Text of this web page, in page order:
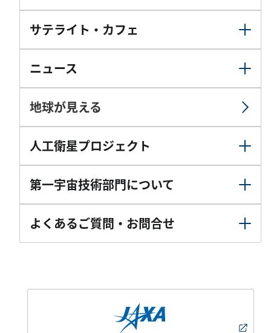
サテライト・カフェ
ニュース
地球が見える
人工衛星プロジェクト
第一宇宙技術部門について
よくあるご質問・お問合せ